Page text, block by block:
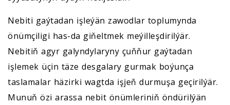
Nebiti gaýtadan işleýän zawodlar toplumynda
önümçiligi has-da giňeltmek meýilleşdirilýär.
Nebitiň agyr galyndylaryny çuňňur gaýtadan
işlemek üçin täze desgalary gurmak boýunça
taslamalar häzirki wagtda işjeň durmuşa geçirilýär.
Munuň özi arassa nebit önümleriniň öndürilýän